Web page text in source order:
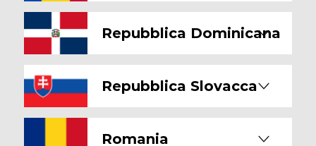
Repubblica Dominicana
Repubblica Slovacca
Romania